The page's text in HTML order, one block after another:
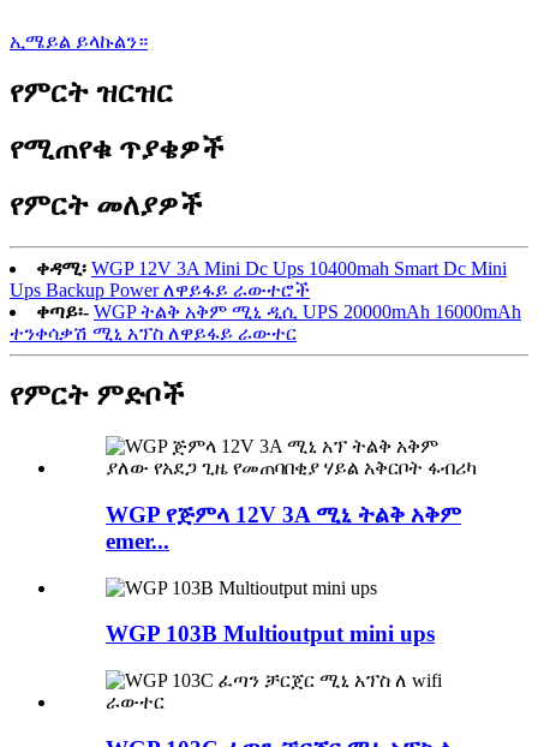
ኢሜይል ይላኩልን።
የምርት ዝርዝር
የሚጠየቁ ጥያቄዎች
የምርት መለያዎች
ቀዳሚ፡ WGP 12V 3A Mini Dc Ups 10400mah Smart Dc Mini
Ups Backup Power ለዋይፋይ ራውተሮች
ቀጣይ፡- WGP ትልቅ አቅም ሚኒ ዲሲ UPS 20000mAh 16000mAh
ተንቀሳቃሽ ሚኒ አፕስ ለዋይፋይ ራውተር
የምርት ምድቦች
WGP የጅምላ 12V 3A ሚኒ ትልቅ አቅም
emer...
WGP 103B Multioutput mini ups